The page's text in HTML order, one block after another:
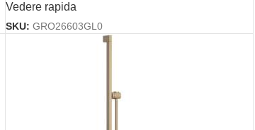
Vedere rapida
SKU:GRO26603GL0